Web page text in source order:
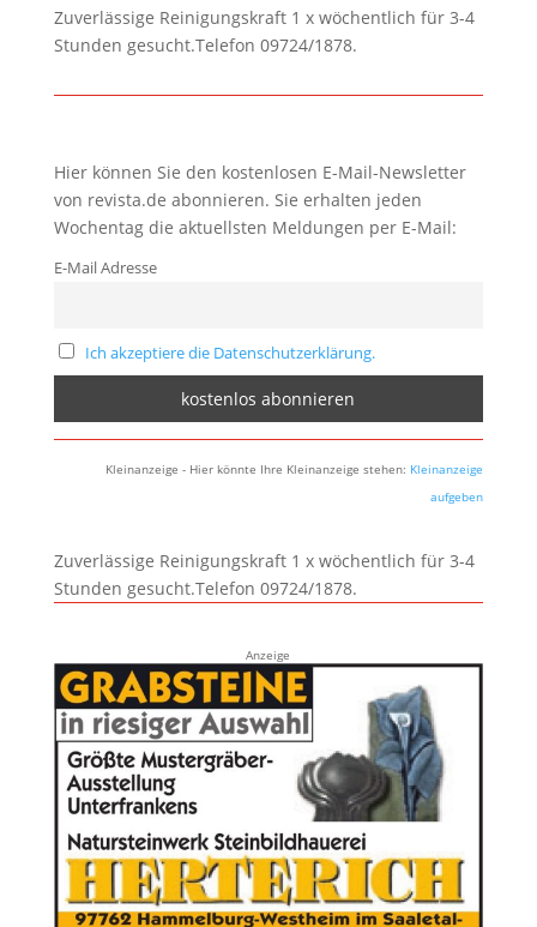
Zuverlässige Reinigungskraft 1 x wöchentlich für 3-4
Stunden gesucht.Telefon 09724/1878.
Hier können Sie den kostenlosen E-Mail-Newsletter
von revista.de abonnieren. Sie erhalten jeden
Wochentag die aktuellsten Meldungen per E-Mail:
E-Mail Adresse
Ich akzeptiere die Datenschutzerklärung.
Kleinanzeige - Hier könnte Ihre Kleinanzeige stehen: Kleinanzeige
aufgeben
Zuverlässige Reinigungskraft 1 x wöchentlich für 3-4
Stunden gesucht.Telefon 09724/1878.
Anzeige